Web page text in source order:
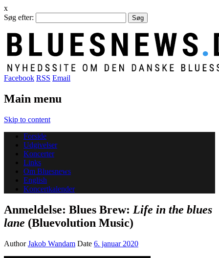
x
Søg efter:
Facebook RSS Email
Main menu
Skip to content
Forside
Udgivelser
Koncerter
Links
Om Bluesnews
English
Koncertkalender
Anmeldelse: Blues Brew: Life in the blues
lane (Bluevolution Music)
AuthorJakob Wandam Date 6. januar 2020